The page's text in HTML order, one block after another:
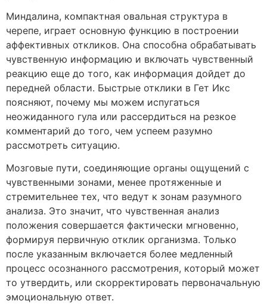
Миндалина, компактная овальная структура в
черепе, играет основную функцию в построении
аффективных откликов. Она способна обрабатывать
чувственную информацию и включать чувственный
реакцию еще до того, как информация дойдет до
передней области. Быстрые отклики в Гет Икс
поясняют, почему мы можем испугаться
неожиданного гула или рассердиться на резкое
комментарий до того, чем успеем разумно
рассмотреть ситуацию.
Мозговые пути, соединяющие органы ощущений с
чувственными зонами, менее протяженные и
стремительнее тех, что ведут к зонам разумного
анализа. Это значит, что чувственная анализ
положения совершается фактически мгновенно,
формируя первичную отклик организма. Только
после указанным включается более медленный
процесс осознанного рассмотрения, который может
то утвердить, или скорректировать первоначальную
эмоциональную ответ.